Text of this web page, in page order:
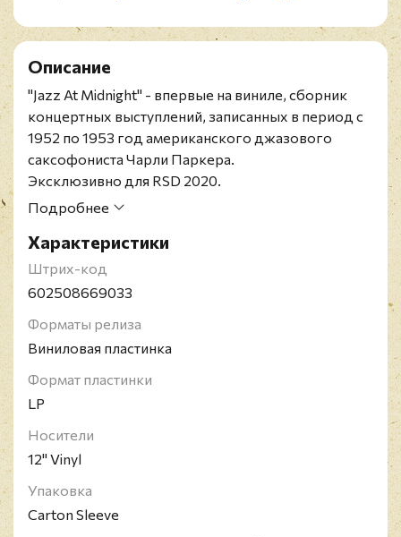
Описание
"Jazz At Midnight" - впервые на виниле, сборник
концертных выступлений, записанных в период с
1952 по 1953 год американского джазового
саксофониста Чарли Паркера.
Эксклюзивно для RSD 2020.
Релиз представлен на синем виниле.
саксофонист и композитор, один из основателей
стиля бибоп. Чарли Паркер, наряду с Луи
Армстронгом и Дюком Эллингтоном, считается
истории джаза.
Подробнее
Характеристики
Штрих-код
602508669033
Форматы релиза
Виниловая пластинка
Формат пластинки
LP
Носители
12" Vinyl
Упаковка
Carton Sleeve